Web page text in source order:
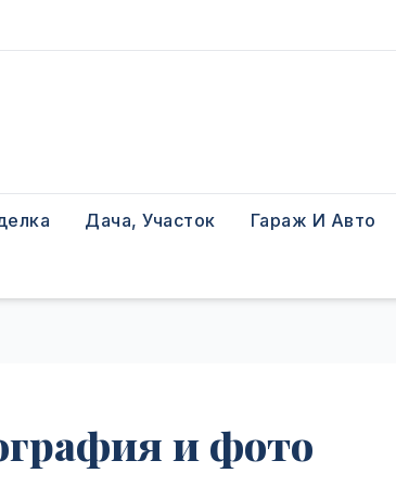
Дача, Участок Гараж И Авто
и фото